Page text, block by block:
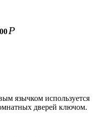
Р
язычком используется
дверей ключом.